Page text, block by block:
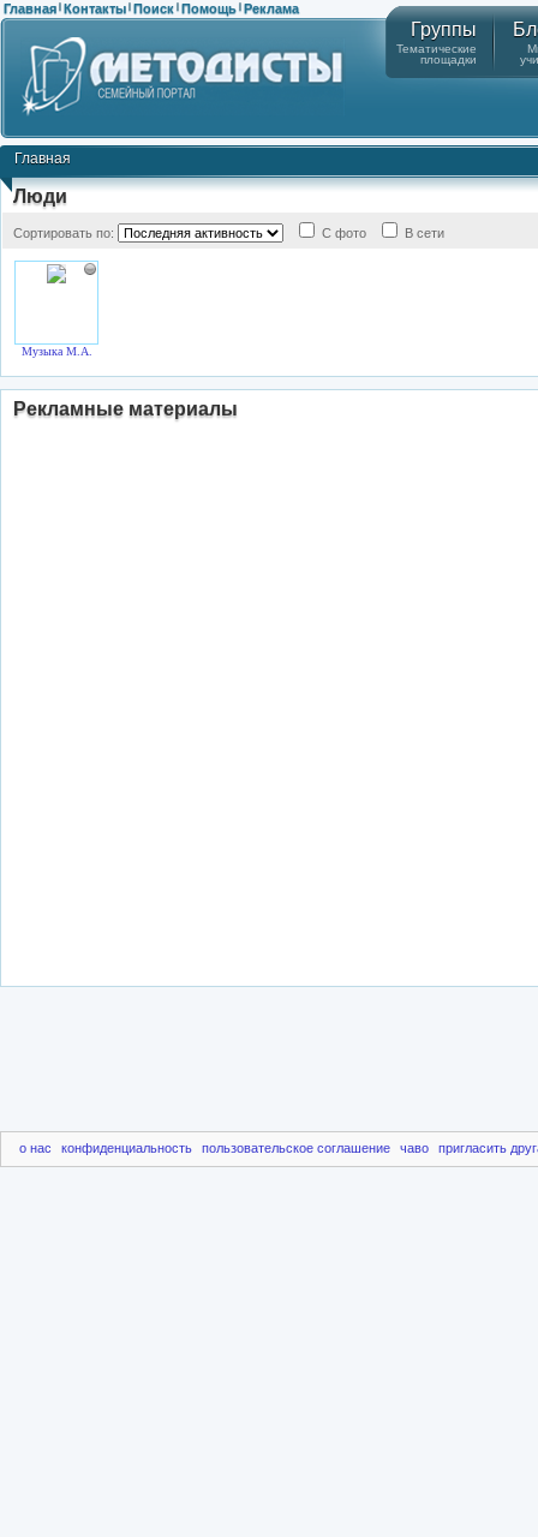
Главная | Контакты | Поиск | Помощь | Реклама
Группы
Тематические
площадки
Главная
Люди
Сортировать по: С фото В сети
Музыка М.А.
Рекламные материалы
о нас конфиденциальность пользовательское соглашение чаво пригласить